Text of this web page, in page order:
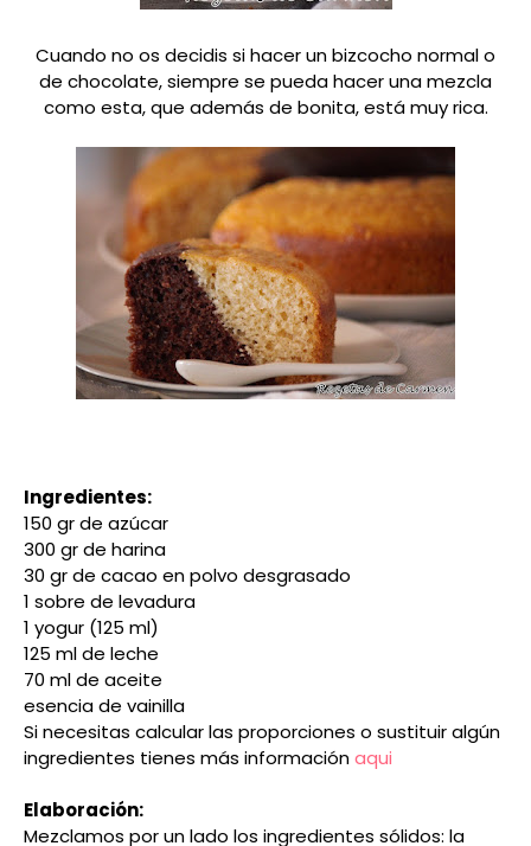
Cuando no os decidis si hacer un bizcocho normal o
de chocolate, siempre se pueda hacer una mezcla
como esta, que además de bonita, está muy rica.
Ingredientes:
150 gr de azúcar
300 gr de harina
30 gr de cacao en polvo desgrasado
1 sobre de levadura
1 yogur (125 ml)
125 ml de leche
70 ml de aceite
esencia de vainilla
Si necesitas calcular las proporciones o sustituir algún
ingredientes tienes más informaciónaqui
Elaboración:
Mezclamos por un lado los ingredientes sólidos: la